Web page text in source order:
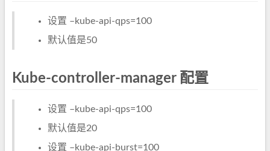
设置 –kube-api-qps=100
默认值是50
Kube-controller-manager 配置
设置 –kube-api-qps=100
默认值是20
设置 –kube-api-burst=100